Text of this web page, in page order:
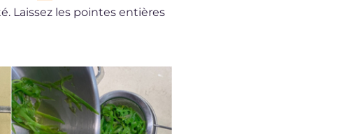
Laissez les pointes entières